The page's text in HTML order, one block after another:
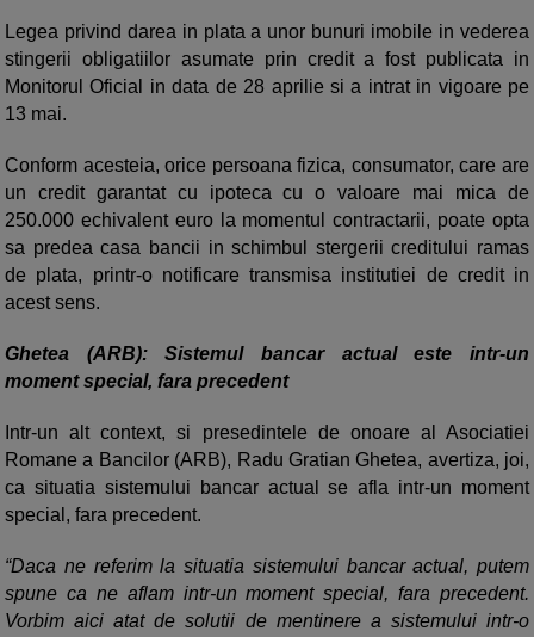
Legea privind darea in plata a unor bunuri imobile in vederea
stingerii obligatiilor asumate prin credit a fost publicata in
Monitorul Oficial in data de 28 aprilie si a intrat in vigoare pe
13 mai.
Conform acesteia, orice persoana fizica, consumator, care are
un credit garantat cu ipoteca cu o valoare mai mica de
250.000 echivalent euro la momentul contractarii, poate opta
sa predea casa bancii in schimbul stergerii creditului ramas
de plata, printr-o notificare transmisa institutiei de credit in
acest sens.
Ghetea (ARB): Sistemul bancar actual este intr-un
moment special, fara precedent
Intr-un alt context, si presedintele de onoare al Asociatiei
Romane a Bancilor (ARB), Radu Gratian Ghetea, avertiza, joi,
ca situatia sistemului bancar actual se afla intr-un moment
special, fara precedent.
“Daca ne referim la situatia sistemului bancar actual, putem
spune ca ne aflam intr-un moment special, fara precedent.
Vorbim aici atat de solutii de mentinere a sistemului intr-o